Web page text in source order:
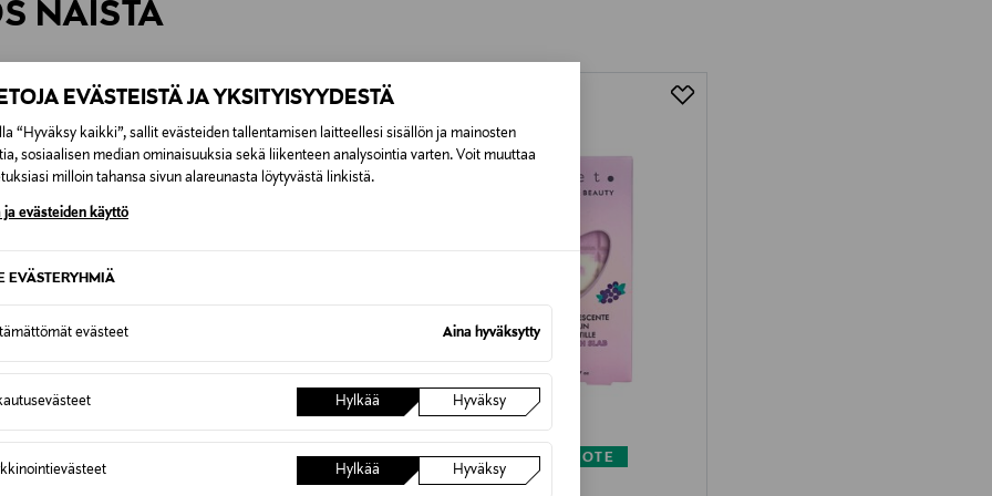
EVÄSTEISTÄ JA YKSITYISYYDESTÄ
“Hyväksy kaikki”, sallit evästeiden tallentamisen laitteellesi sisällön ja mainosten
sosiaalisen median ominaisuuksia sekä liikenteen analysointia varten. Voit muuttaa
milloin tahansa sivun alareunasta löytyvästä linkistä.
ja evästeiden käyttö
EVÄSTERYHMIÄ
evästeet Aina hyväksytty
Hylkää Hyväksy
Hylkää Hyväksy
Alk. 6,90 €, kun toimitus on saatavilla valittuun osoitteeseen.
NÄISTÄ
ETUKUPONKITUOTE
ETUKUPONKITUOTE
INUWET